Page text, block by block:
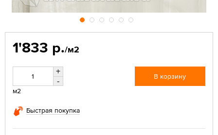
1'833 р./м2
+
-
м2
В корзину
Быстрая покупка